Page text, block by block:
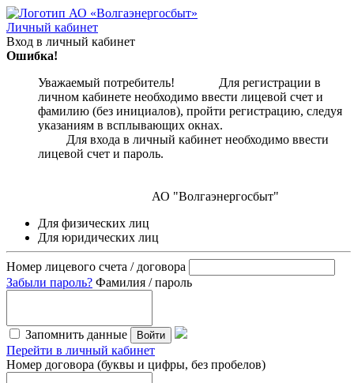
Личный кабинет
Вход в личный кабинет
Ошибка!
Уважаемый потребитель! Для регистрации в
личном кабинете необходимо ввести лицевой счет и
фамилию (без инициалов), пройти регистрацию, следуя
указаниям в всплывающих окнах.
Для входа в личный кабинет необходимо ввести
лицевой счет и пароль.
АО "Волгаэнергосбыт"
Для физических лиц
Для юридических лиц
Номер лицевого счета / договора
Забыли пароль? Фамилия / пароль
Запомнить данные Войти
Перейти в личный кабинет
Номер договора (буквы и цифры, без пробелов)